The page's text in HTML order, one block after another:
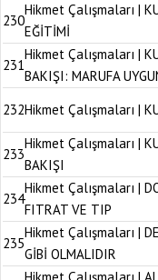
230
Hikmet Çalışmaları |
EĞİTİMİ
231
Hikmet Çalışmaları |
BAKIŞI: MARUFA
232Hikmet Çalışmaları |
233
Hikmet Çalışmaları |
BAKIŞI
234
Hikmet Çalışmaları |
FITRAT VE TIP
235
Hikmet Çalışmaları |
GİBİ OLMALIDIR